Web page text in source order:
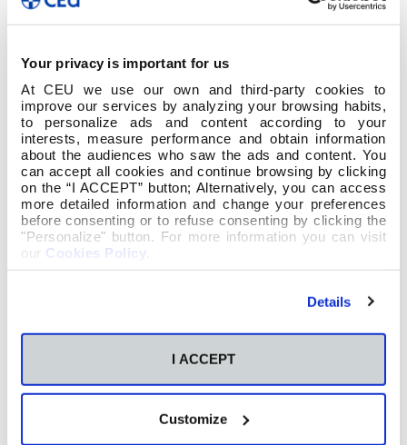
Your privacy is important for us
At CEU we use our own and third-party cookies to
improve our services by analyzing your browsing habits,
to personalize ads and content according to your
interests, measure performance and obtain information
about the audiences who saw the ads and content. You
can accept all cookies and continue browsing by clicking
on the “I ACCEPT” button; Alternatively, you can access
more detailed information and change your preferences
before consenting or to refuse consenting by clicking the
"Personalize" button. For more information you can visit
our Cookies Policy
Details
I ACCEPT
Customize